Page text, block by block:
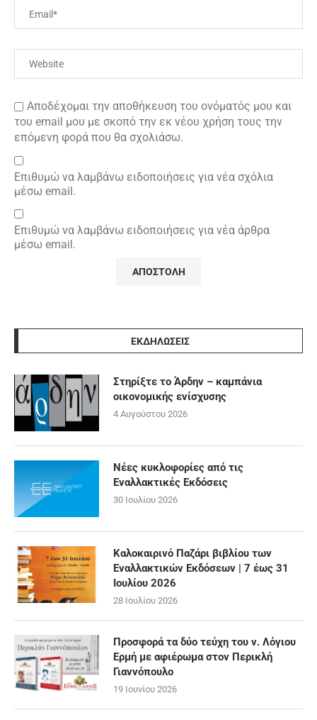
Αποδέχομαι την αποθήκευση του ονόματός μου και
του email μου με σκοπό την εκ νέου χρήση τους την
επόμενη φορά που θα σχολιάσω.
Επιθυμώ να λαμβάνω ειδοποιήσεις για νέα σχόλια
μέσω email.
Επιθυμώ να λαμβάνω ειδοποιήσεις για νέα άρθρα
μέσω email.
ΕΚΔΗΛΩΣΕΙΣ
Στηρίξτε το Άρδην – καμπάνια
οικονομικής ενίσχυσης
4 Αυγούστου 2026
Νέες κυκλοφορίες από τις
Εναλλακτικές Εκδόσεις
30 Ιουλίου 2026
Καλοκαιρινό Παζάρι βιβλίου των
Εναλλακτικών Εκδόσεων | 7 έως 31
Ιουλίου 2026
28 Ιουλίου 2026
Προσφορά τα δύο τεύχη του ν. Λόγιου
Ερμή με αφιέρωμα στον Περικλή
Γιαννόπουλο
19 Ιουνίου 2026